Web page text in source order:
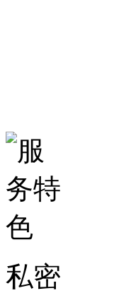
私密